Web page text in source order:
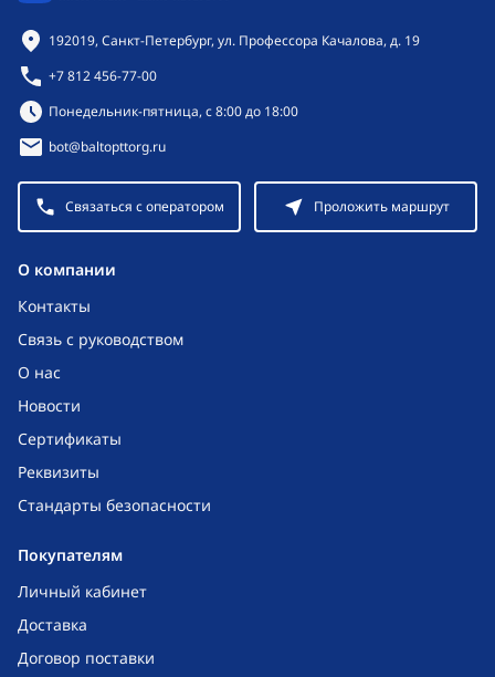
O компании
Контакты
Связь с руководством
О нас
Новости
Сертификаты
Реквизиты
Стандарты безопасности
Покупателям
Личный кабинет
Доставка
Договор поставки
Контактная информация
192019, Санкт-Петербург, ул. Профессора Качалова, д. 19
+7 812 456-77-00
Режим работы:
Понедельник-пятница, с 8:00 до 18:00
bot@baltopttorg.ru
Связаться с оператором Проложить маршрут